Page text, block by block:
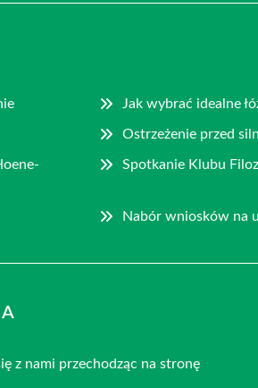
Jak wybrać idealne
Ostrzeżenie przed
Spotkanie Klubu
Nabór wniosków na
z nami przechodząc na stronę